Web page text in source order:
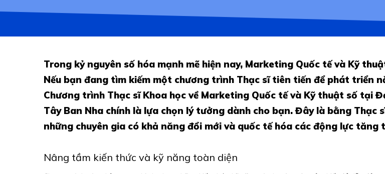
Trong kỷ nguyên số hóa mạnh mẽ hiện nay, Marketing Quốc tế và Kỹ
Nếu bạn đang tìm kiếm một chương trình Thạc sĩ tiên tiến để phát triển
Chương trình Thạc sĩ Khoa học về Marketing Quốc tế và Kỹ thuật số tại
Tây Ban Nha chính là lựa chọn lý tưởng dành cho bạn. Đây là bằng Thạc
những chuyên gia có khả năng đổi mới và quốc tế hóa các động lực tăng
Nâng tầm kiến thức và kỹ năng toàn diện